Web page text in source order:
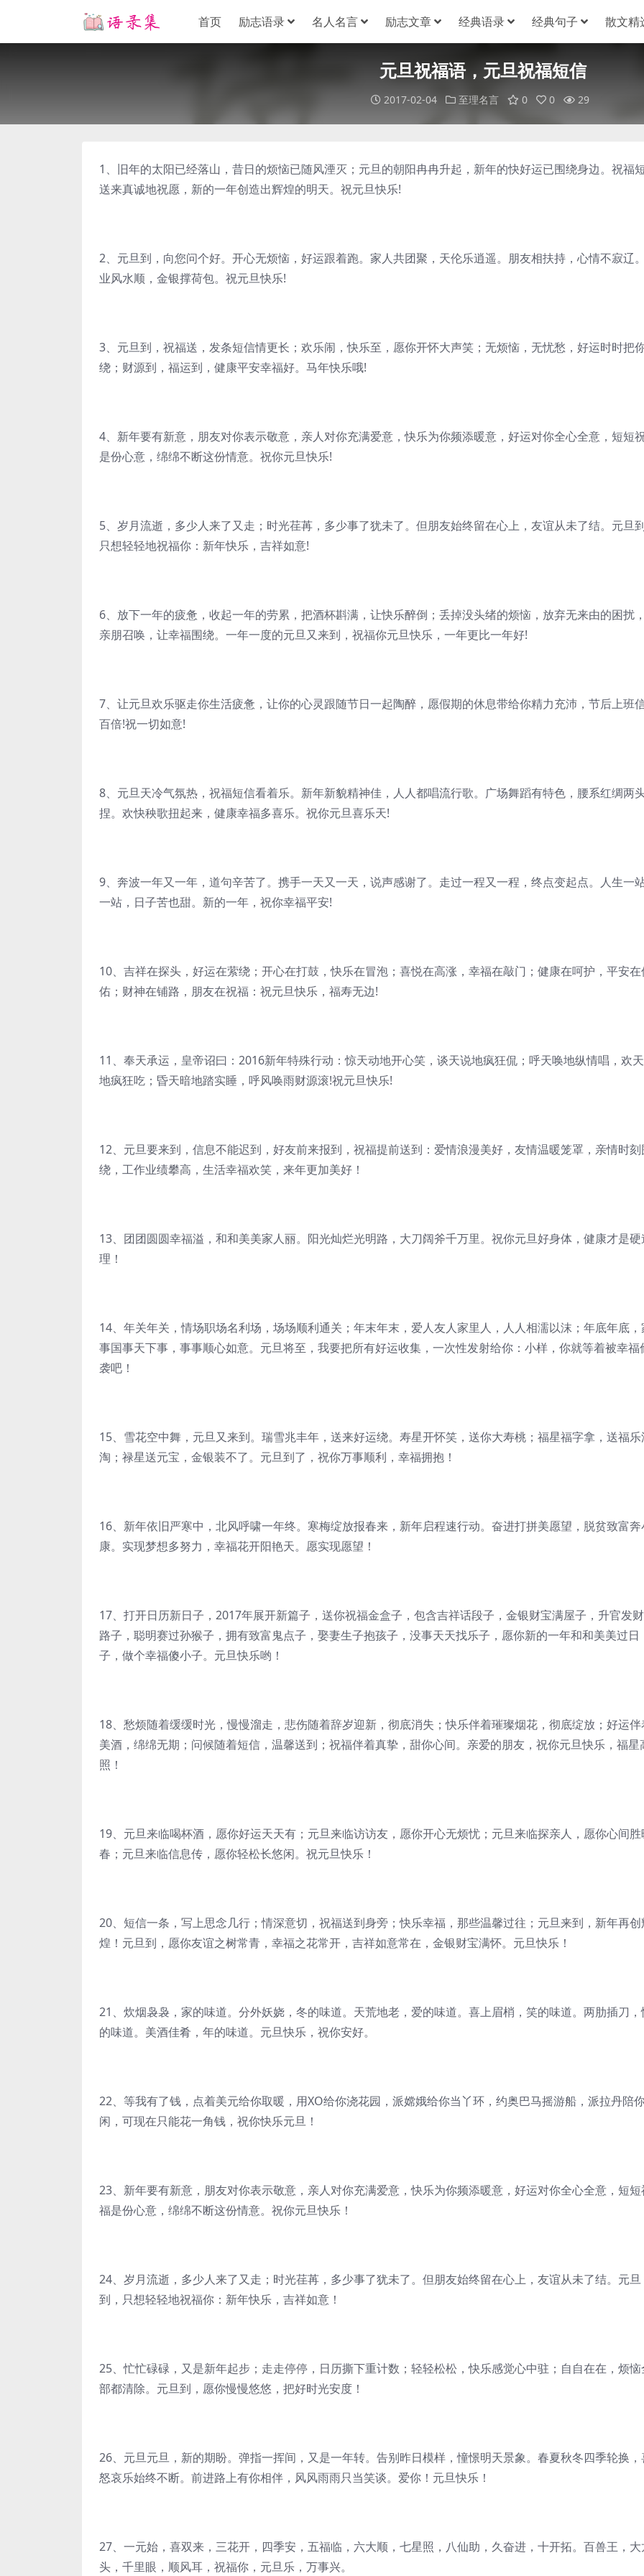
首页 励志语录 名人名言 励志文章 经典语录 经典句子 散文精
元旦祝福语，元旦祝福短信
2017-02-04 至理名言 0 0 29
1、旧年的太阳已经落山，昔日的烦恼已随风湮灭；元旦的朝阳冉冉升起，新年的快好运已围绕身边。祝福
送来真诚地祝愿，新的一年创造出辉煌的明天。祝元旦快乐!
2、元旦到，向您问个好。开心无烦恼，好运跟着跑。家人共团聚，天伦乐逍遥。朋友相扶持，心情不寂辽
业风水顺，金银撑荷包。祝元旦快乐!
3、元旦到，祝福送，发条短信情更长；欢乐闹，快乐至，愿你开怀大声笑；无烦恼，无忧愁，好运时时把
绕；财源到，福运到，健康平安幸福好。马年快乐哦!
4、新年要有新意，朋友对你表示敬意，亲人对你充满爱意，快乐为你频添暖意，好运对你全心全意，短短
是份心意，绵绵不断这份情意。祝你元旦快乐!
5、岁月流逝，多少人来了又走；时光荏苒，多少事了犹未了。但朋友始终留在心上，友谊从未了结。元旦到
只想轻轻地祝福你：新年快乐，吉祥如意!
6、放下一年的疲惫，收起一年的劳累，把酒杯斟满，让快乐醉倒；丢掉没头绪的烦恼，放弃无来由的困扰
亲朋召唤，让幸福围绕。一年一度的元旦又来到，祝福你元旦快乐，一年更比一年好!
7、让元旦欢乐驱走你生活疲惫，让你的心灵跟随节日一起陶醉，愿假期的休息带给你精力充沛，节后上班
百倍!祝一切如意!
8、元旦天冷气氛热，祝福短信看着乐。新年新貌精神佳，人人都唱流行歌。广场舞蹈有特色，腰系红绸两
捏。欢快秧歌扭起来，健康幸福多喜乐。祝你元旦喜乐天!
9、奔波一年又一年，道句辛苦了。携手一天又一天，说声感谢了。走过一程又一程，终点变起点。人生一
一站，日子苦也甜。新的一年，祝你幸福平安!
10、吉祥在探头，好运在萦绕；开心在打鼓，快乐在冒泡；喜悦在高涨，幸福在敲门；健康在呵护，平安在
佑；财神在铺路，朋友在祝福：祝元旦快乐，福寿无边!
11、奉天承运，皇帝诏曰：2016新年特殊行动：惊天动地开心笑，谈天说地疯狂侃；呼天唤地纵情唱，欢
地疯狂吃；昏天暗地踏实睡，呼风唤雨财源滚!祝元旦快乐!
12、元旦要来到，信息不能迟到，好友前来报到，祝福提前送到：爱情浪漫美好，友情温暖笼罩，亲情时刻
绕，工作业绩攀高，生活幸福欢笑，来年更加美好！
13、团团圆圆幸福溢，和和美美家人丽。阳光灿烂光明路，大刀阔斧千万里。祝你元旦好身体，健康才是硬
理！
14、年关年关，情场职场名利场，场场顺利通关；年末年末，爱人友人家里人，人人相濡以沫；年底年底，
事国事天下事，事事顺心如意。元旦将至，我要把所有好运收集，一次性发射给你：小样，你就等着被幸福
袭吧！
15、雪花空中舞，元旦又来到。瑞雪兆丰年，送来好运绕。寿星开怀笑，送你大寿桃；福星福字拿，送福乐
淘；禄星送元宝，金银装不了。元旦到了，祝你万事顺利，幸福拥抱！
16、新年依旧严寒中，北风呼啸一年终。寒梅绽放报春来，新年启程速行动。奋进打拼美愿望，脱贫致富奔
康。实现梦想多努力，幸福花开阳艳天。愿实现愿望！
17、打开日历新日子，2017年展开新篇子，送你祝福金盒子，包含吉祥话段子，金银财宝满屋子，升官发
路子，聪明赛过孙猴子，拥有致富鬼点子，娶妻生子抱孩子，没事天天找乐子，愿你新的一年和和美美过日
子，做个幸福傻小子。元旦快乐哟！
18、愁烦随着缓缓时光，慢慢溜走，悲伤随着辞岁迎新，彻底消失；快乐伴着璀璨烟花，彻底绽放；好运伴
美酒，绵绵无期；问候随着短信，温馨送到；祝福伴着真挚，甜你心间。亲爱的朋友，祝你元旦快乐，福星
照！
19、元旦来临喝杯酒，愿你好运天天有；元旦来临访访友，愿你开心无烦忧；元旦来临探亲人，愿你心间胜
春；元旦来临信息传，愿你轻松长悠闲。祝元旦快乐！
20、短信一条，写上思念几行；情深意切，祝福送到身旁；快乐幸福，那些温馨过往；元旦来到，新年再创
煌！元旦到，愿你友谊之树常青，幸福之花常开，吉祥如意常在，金银财宝满怀。元旦快乐！
21、炊烟袅袅，家的味道。分外妖娆，冬的味道。天荒地老，爱的味道。喜上眉梢，笑的味道。两肋插刀，
的味道。美酒佳肴，年的味道。元旦快乐，祝你安好。
22、等我有了钱，点着美元给你取暖，用XO给你浇花园，派嫦娥给你当丫环，约奥巴马摇游船，派拉丹陪
闲，可现在只能花一角钱，祝你快乐元旦！
23、新年要有新意，朋友对你表示敬意，亲人对你充满爱意，快乐为你频添暖意，好运对你全心全意，短短
福是份心意，绵绵不断这份情意。祝你元旦快乐！
24、岁月流逝，多少人来了又走；时光荏苒，多少事了犹未了。但朋友始终留在心上，友谊从未了结。元旦
到，只想轻轻地祝福你：新年快乐，吉祥如意！
25、忙忙碌碌，又是新年起步；走走停停，日历撕下重计数；轻轻松松，快乐感觉心中驻；自自在在，烦恼
部都清除。元旦到，愿你慢慢悠悠，把好时光安度！
26、元旦元旦，新的期盼。弹指一挥间，又是一年转。告别昨日模样，憧憬明天景象。春夏秋冬四季轮换，
怒哀乐始终不断。前进路上有你相伴，风风雨雨只当笑谈。爱你！元旦快乐！
27、一元始，喜双来，三花开，四季安，五福临，六大顺，七星照，八仙助，久奋进，十开拓。百兽王，大
头，千里眼，顺风耳，祝福你，元旦乐，万事兴。